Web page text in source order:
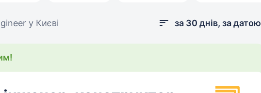
у Києві за 30 днів, за датою